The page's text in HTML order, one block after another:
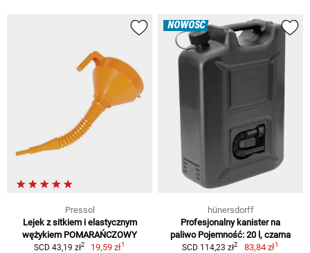
Pressol
Lejek z sitkiem i elastycznym
wężykiem POMARAŃCZOWY
SCD 43,19 zł2 19,59 zł1
NOWOŚĆ
hünersdorff
Profesjonalny kanister na
paliwo Pojemność: 20 l, czarna
SCD 114,23 zł2 83,84 zł1